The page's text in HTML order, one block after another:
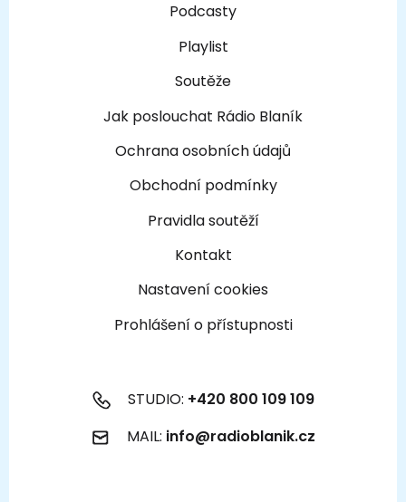
Podcasty
Playlist
Soutěže
Jak poslouchat Rádio Blaník
Ochrana osobních údajů
Obchodní podmínky
Pravidla soutěží
Kontakt
Nastavení cookies
Prohlášení o přístupnosti
STUDIO: +420 800 109 109
MAIL: info@radioblanik.cz